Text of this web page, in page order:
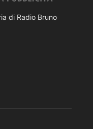
di Radio Bruno